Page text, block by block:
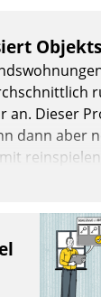
an. Dieser
dann aber